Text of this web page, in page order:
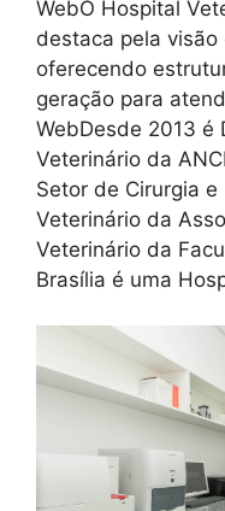
WebO Hospital
destaca pela
oferecendo
geração para
WebDesde 2013 é
Veterinário da
Setor de Cirurgia
Veterinário da
Veterinário da
Brasília é uma